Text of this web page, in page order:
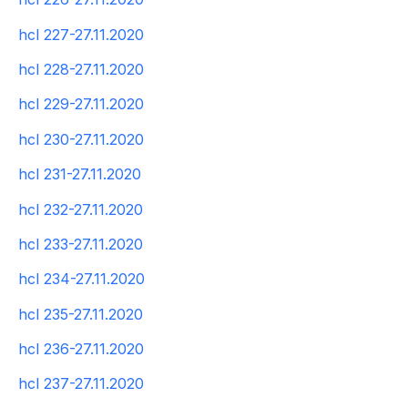
hcl 227-27.11.2020
hcl 228-27.11.2020
hcl 229-27.11.2020
hcl 230-27.11.2020
hcl 231-27.11.2020
hcl 232-27.11.2020
hcl 233-27.11.2020
hcl 234-27.11.2020
hcl 235-27.11.2020
hcl 236-27.11.2020
hcl 237-27.11.2020